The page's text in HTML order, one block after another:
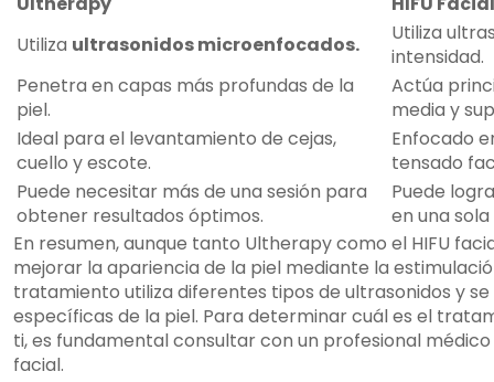
Utiliza ultrasonidos microenfocados.
Utiliza
intensidad.
Penetra en capas más profundas de la
piel.
Actúa
media y
Ideal para el levantamiento de cejas,
cuello y escote.
Enfocado
tensado
Puede necesitar más de una sesión para
obtener resultados óptimos.
Puede
en una sola
En resumen, aunque tanto Ultherapy como el HIFU
mejorar la apariencia de la piel mediante la
tratamiento utiliza diferentes tipos de ultrasonidos y
específicas de la piel. Para determinar cuál es el
ti, es fundamental consultar con un profesional
facial.